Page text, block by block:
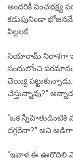
అందరికీ పంచభక్ష్య
కడుపునిండా భోజనమే
పిల్లలకే.
సియారామ్ నిరాశగా
సందులోంచి
చెయ్యి
చేస్తున్నావు?”
“ఒక స్నేహితుడింటికి
దగ్గరేనా?” అని
“ఇవాళ ఈ ఊరొదిలి